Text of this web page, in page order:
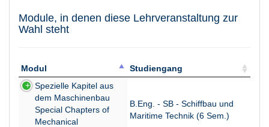
Module, in denen diese Lehrveranstaltung zur
Wahl steht
Modul
Studiengang
ModulSpezielle Kapitel aus
dem Maschinenbau
Special Chapters of
Mechanical
B.Eng. - SB - Schiffbau und
Maritime Technik (6 Sem.)